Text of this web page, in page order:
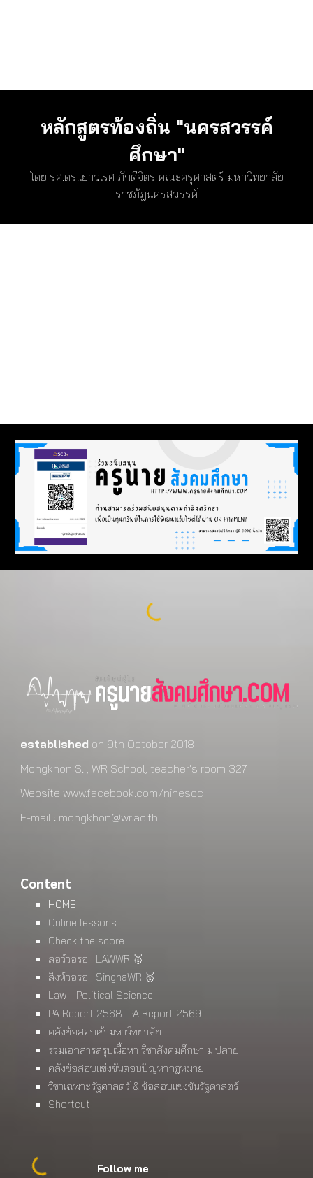
หลักสูตรท้องถิ่น "นครสวรรค์
ศึกษา"
โดย รศ.ดร.เยาวเรศ ภักดีจิตร คณะครุศาสตร์ มหาวิทยาลัย
ราชภัฎนครสวรรค์
established on 9th October 2018
Mongkhon S. , WR School, teacher's room 327
Website www.facebook.com/ninesoc
E-mail : mongkhon@wr.ac.th
Content
HOME
Online lessons
Check the score
ลอว์วอรอ | LAWWR 🥇
สิงห์วอรอ | SinghaWR 🥇
Law - Political Science
PA Report 2568 PA Report 2569
คลังข้อสอบเข้ามหาวิทยาลัย
รวมเอกสารสรุปเนื้อหา วิชาสังคมศึกษา ม.ปลาย
คลังข้อสอบแข่งขันตอบปัญหากฎหมาย
วิชาเฉพาะรัฐศาสตร์ & ข้อสอบแข่งขันรัฐศาสตร์
Shortcut
Follow me